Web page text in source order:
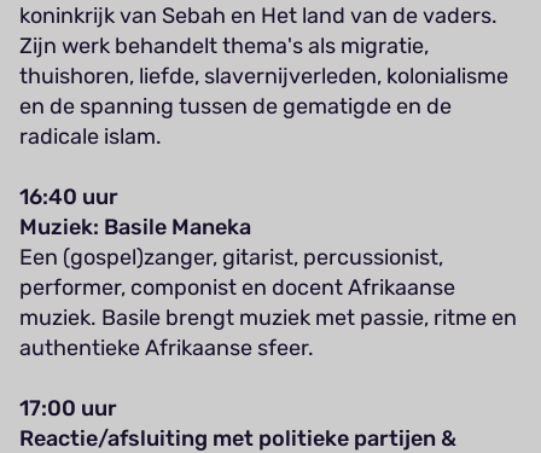
koninkrijk van Sebah en Het land van de vaders.
Zijn werk behandelt thema's als migratie,
thuishoren, liefde, slavernijverleden, kolonialisme
en de spanning tussen de gematigde en de
radicale islam.
16:40 uur
Muziek: Basile Maneka
Een (gospel)zanger, gitarist, percussionist,
performer, componist en docent Afrikaanse
muziek. Basile brengt muziek met passie, ritme en
authentieke Afrikaanse sfeer.
17:00 uur
Reactie/afsluiting met politieke partijen &